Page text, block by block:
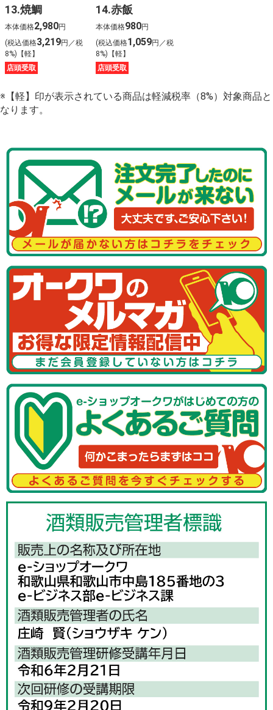
13.焼鯛
本体価格2,980円
(税込価格3,219円／税
8%)【軽】
店頭受取
14.赤飯
本体価格980円
(税込価格1,059円／税
8%)【軽】
店頭受取
※【軽】印が表示されている商品は軽減税率（8%）対象商品と
なります。